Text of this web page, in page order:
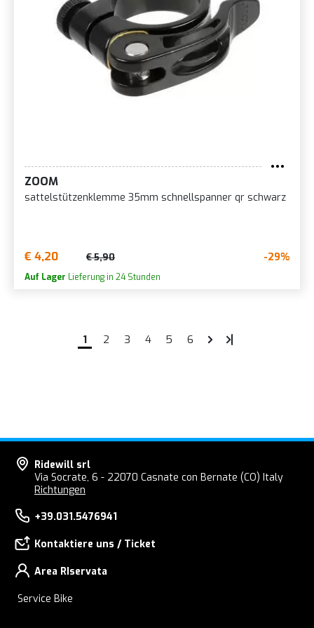
ZOOM
sattelstützenklemme 35mm schnellspanner qr schwarz
€ 4,20 € 5,90 -29%
Auf Lager Lieferung in 24 Stunden
1 2 3 4 5 6
Ridewill srl
Via Socrate, 6 - 22070 Casnate con Bernate (CO) Italy
Richtungen
+39.031.5476941
Kontaktiere uns / Ticket
Area RIservata
Service Bike